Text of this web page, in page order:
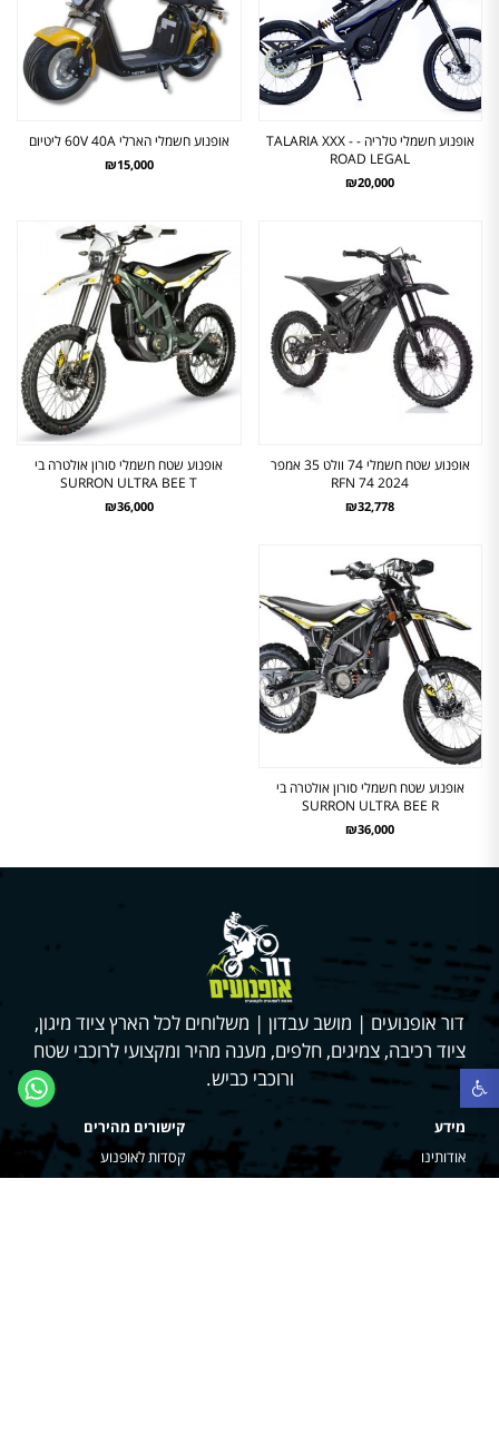
פתח סרגל נגישות
אופנוע חשמלי טלריה - TALARIA XXX -
ROAD LEGAL
₪20,000
אופנוע חשמלי הארלי 60V 40A ליטיום
₪15,000
אופנוע שטח חשמלי 74 וולט 35 אמפר
RFN 74 2024
₪32,778
אופנוע שטח חשמלי סורון אולטרה בי
SURRON ULTRA BEE T
₪36,000
אופנוע שטח חשמלי סורון אולטרה בי
SURRON ULTRA BEE R
₪36,000
דור אופנועים | מושב עבדון | משלוחים לכל הארץ ציוד מיגון,
ציוד רכיבה, צמיגים, חלפים, מענה מהיר ומקצועי לרוכבי שטח
ורוכבי כביש.
מידע
אודותינו
אחריות והחזרות
קישורים מהירים
קסדות לאופנוע
חליפות רכיבה